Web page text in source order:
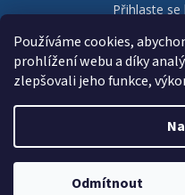
Používáme cookies,
prohlížení webu a díky
zlepšovali jeho funkce,
Odmítnout
Copyright 2026ZAHRADA a
Upravit
Přihlaste
Chci
Vaše data